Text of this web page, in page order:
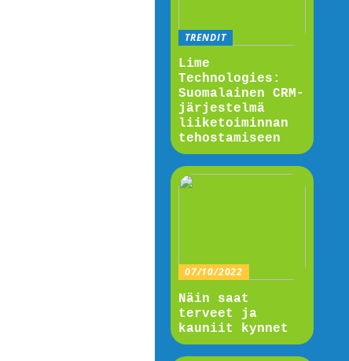
TRENDIT
Lime
Technologies:
Suomalainen CRM-
järjestelmä
liiketoiminnan
tehostamiseen
07/10/2022
Näin saat
terveet ja
kauniit kynnet